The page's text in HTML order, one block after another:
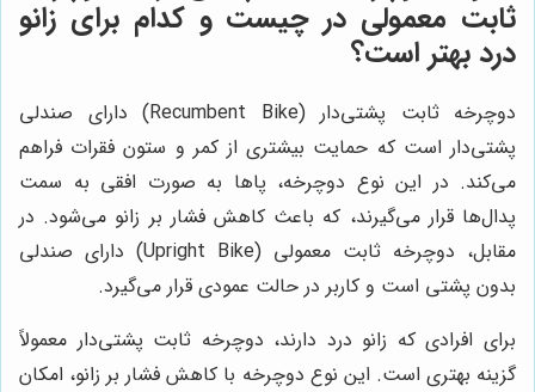
ثابت معمولی در چیست و کدام برای زانو
درد بهتر است؟
دوچرخه ثابت پشتی‌دار (Recumbent Bike) دارای صندلی
پشتی‌دار است که حمایت بیشتری از کمر و ستون فقرات فراهم
می‌کند. در این نوع دوچرخه، پاها به صورت افقی به سمت
پدال‌ها قرار می‌گیرند، که باعث کاهش فشار بر زانو می‌شود. در
مقابل، دوچرخه ثابت معمولی (Upright Bike) دارای صندلی
بدون پشتی است و کاربر در حالت عمودی قرار می‌گیرد.
برای افرادی که زانو درد دارند، دوچرخه ثابت پشتی‌دار معمولاً
گزینه بهتری است. این نوع دوچرخه با کاهش فشار بر زانو، امکان